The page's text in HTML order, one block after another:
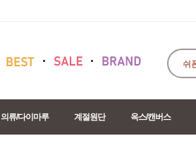
의류/다이마루 계절원단 옥스/캔버스